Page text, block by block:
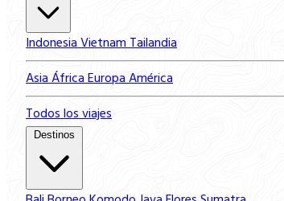
IndonesiaVietnamTailandia
AsiaÁfricaEuropaAmérica
Todos los viajes